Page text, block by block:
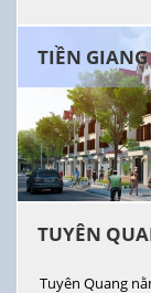
TIỀN GIANG
TUYÊN
Tuyên Quang